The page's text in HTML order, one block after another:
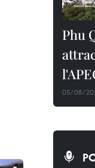
Phu
05/08/